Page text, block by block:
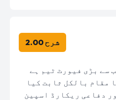
شرح 2.00
سے بڑی فیورٹ ٹیم ہے
مقام بالکل ثابت کیا
دفاعی ریکارڈ اسپین